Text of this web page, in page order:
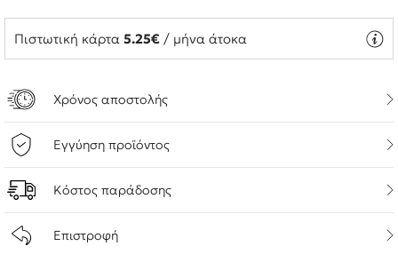
Πιστωτική κάρτα 5.25€ / μήνα άτοκα
Χρόνος αποστολής
Εγγύηση προϊόντος
Κόστος παράδοσης
Επιστροφή